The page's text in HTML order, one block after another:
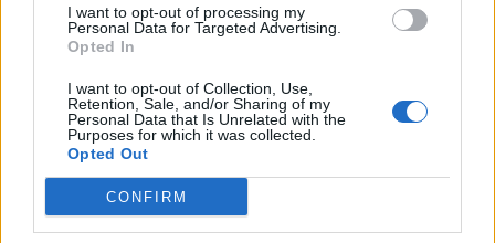
I want to opt-out of processing my
Personal Data for Targeted Advertising.
Opted In
I want to opt-out of Collection, Use,
Retention, Sale, and/or Sharing of my
Personal Data that Is Unrelated with the
Purposes for which it was collected.
Opted Out
CONFIRM
Λάβετε όλα τα τελευταία νέα από τον χώρο της Πολιτικής
Προστασίας, του ESG, του Green Business και των ΟΤΑ
Συμφωνώ με την Πολιτική Δεδομένων
About Us